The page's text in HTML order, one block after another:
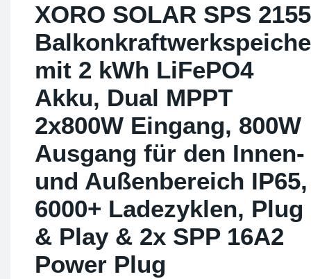
XORO SOLAR SPS 2155
mit 2 kWh LiFePO4
Akku, Dual MPPT
2x800W Eingang, 800W
Ausgang für den Innen-
und Außenbereich IP65,
6000+ Ladezyklen, Plug
& Play & 2x SPP 16A2
Power Plug